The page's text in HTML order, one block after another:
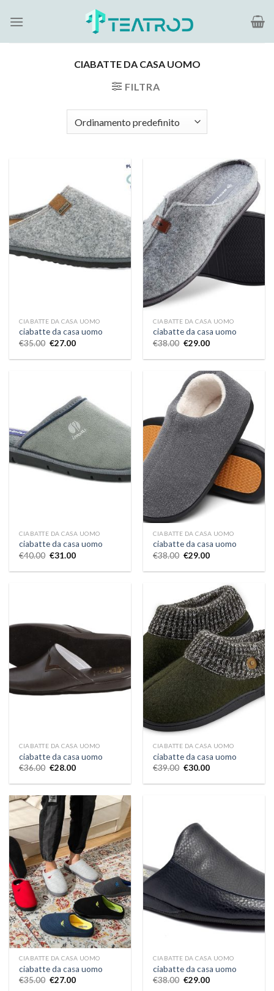
CIABATTE DA CASA UOMO
FILTRA
CIABATTE DA CASA UOMO
ciabatte da casa uomo
€35.00 €27.00
CIABATTE DA CASA UOMO
ciabatte da casa uomo
€38.00 €29.00
CIABATTE DA CASA UOMO
ciabatte da casa uomo
€40.00 €31.00
CIABATTE DA CASA UOMO
ciabatte da casa uomo
€38.00 €29.00
CIABATTE DA CASA UOMO
ciabatte da casa uomo
€36.00 €28.00
CIABATTE DA CASA UOMO
ciabatte da casa uomo
€39.00 €30.00
CIABATTE DA CASA UOMO
ciabatte da casa uomo
€35.00 €27.00
CIABATTE DA CASA UOMO
ciabatte da casa uomo
€38.00 €29.00